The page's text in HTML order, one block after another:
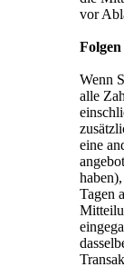
vor
Wenn
alle
eine
Tagen